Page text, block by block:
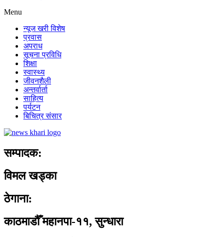
Menu
न्यूज खरी विशेष
प्रवास
अपराध
सूचना प्रविधि
शिक्षा
स्वास्थ्य
जीवनशैली
अन्तर्वार्ता
साहित्य
पर्यटन
बिचित्र संसार
सम्पादक:
विमल खड्का
ठेगाना:
काठमाडौँ महानपा-११, सुन्धारा